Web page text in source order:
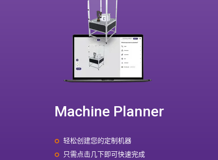
Machine Planner
轻松创建您的定制机器
只需点击几下即可快速完成